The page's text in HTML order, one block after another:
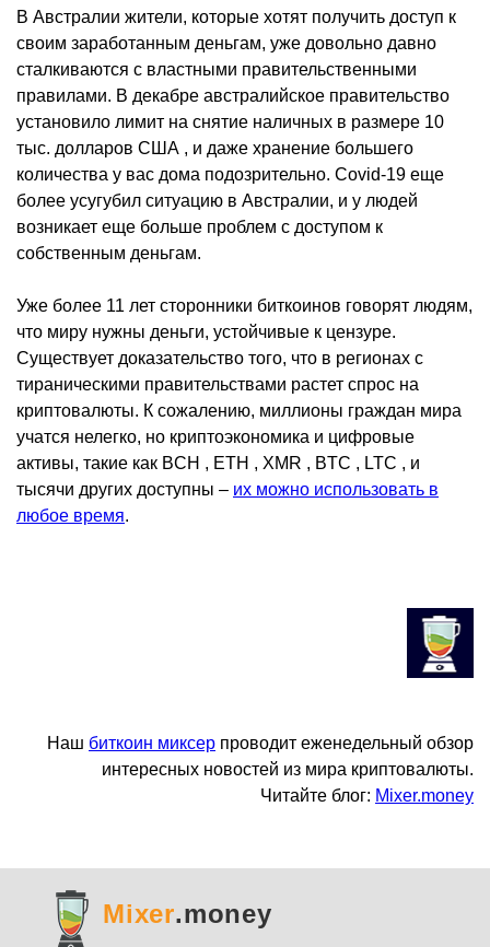
В Австралии жители, которые хотят получить доступ к
своим заработанным деньгам, уже довольно давно
сталкиваются с властными правительственными
правилами. В декабре австралийское правительство
установило лимит на снятие наличных в размере 10
тыс. долларов США , и даже хранение большего
количества у вас дома подозрительно. Covid-19 еще
более усугубил ситуацию в Австралии, и у людей
возникает еще больше проблем с доступом к
собственным деньгам.
Уже более 11 лет сторонники биткоинов говорят людям,
что миру нужны деньги, устойчивые к цензуре.
Существует доказательство того, что в регионах с
тираническими правительствами растет спрос на
криптовалюты. К сожалению, миллионы граждан мира
учатся нелегко, но криптоэкономика и цифровые
активы, такие как BCH , ETH , XMR , BTC , LTC , и
тысячи других доступны – их можно использовать в
любое время.
Наш биткоин миксер проводит еженедельный обзор
интересных новостей из мира криптовалюты.
Читайте блог: Mixer.money
Mixer.money